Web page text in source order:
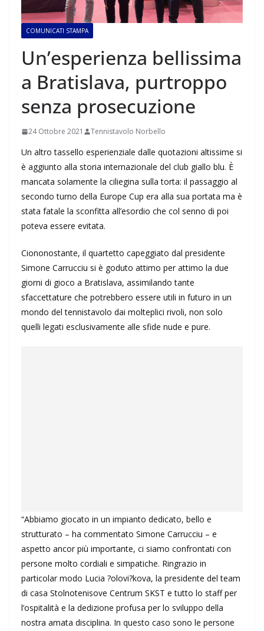
COMUNICATI STAMPA
Un’esperienza bellissima
a Bratislava, purtroppo
senza prosecuzione
24 Ottobre 2021 Tennistavolo Norbello
Un altro tassello esperienziale dalle quotazioni altissime si
è aggiunto alla storia internazionale del club giallo blu. È
mancata solamente la ciliegina sulla torta: il passaggio al
secondo turno della Europe Cup era alla sua portata ma è
stata fatale la sconfitta all’esordio che col senno di poi
poteva essere evitata.
Ciononostante, il quartetto capeggiato dal presidente
Simone Carrucciu si è goduto attimo per attimo la due
giorni di gioco a Bratislava, assimilando tante
sfaccettature che potrebbero essere utili in futuro in un
mondo del tennistavolo dai molteplici rivoli, non solo
quelli legati esclusivamente alle sfide nude e pure.
“Abbiamo giocato in un impianto dedicato, bello e
strutturato – ha commentato Simone Carrucciu – e
aspetto ancor più importante, ci siamo confrontati con
persone molto cordiali e simpatiche. Ringrazio in
particolar modo Lucia ?olovi?kova, la presidente del team
di casa Stolnotenisove Centrum SKST e tutto lo staff per
l’ospitalità e la dedizione profusa per lo sviluppo della
nostra amata disciplina. In questo caso sono le persone